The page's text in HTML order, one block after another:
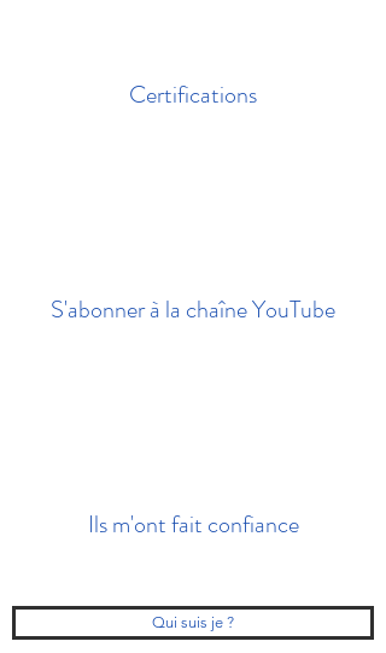
Certifications
S'abonner à la chaîne YouTube
Ils m'ont fait confiance
Qui suis je ?